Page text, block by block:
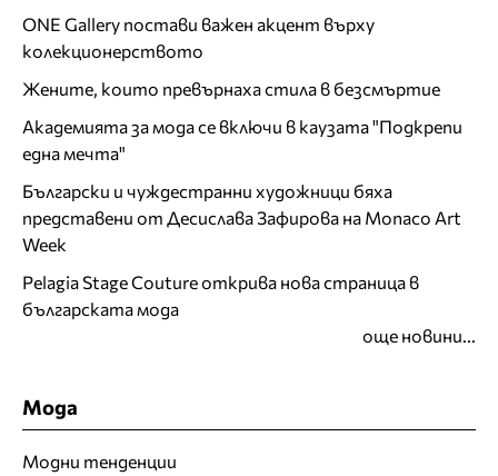
ONE Gallery постави важен акцент върху
колекционерството
Жените, които превърнаха стила в безсмъртие
Академията за мода се включи в каузата "Подкрепи
една мечта"
Български и чуждестранни художници бяха
представени от Десислава Зафирова на Monaco Art
Week
Pelagia Stage Couture открива нова страница в
българската мода
още новини...
Мода
Модни тенденции